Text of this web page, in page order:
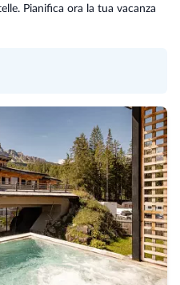
Pianifica ora la tua vacanza